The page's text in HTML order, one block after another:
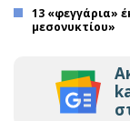
13 «φεγγάρια»
μεσονυκτίου»